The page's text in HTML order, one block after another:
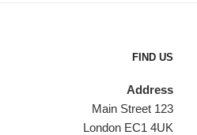
FIND US
Address
123 Main Street
London EC1 4UK